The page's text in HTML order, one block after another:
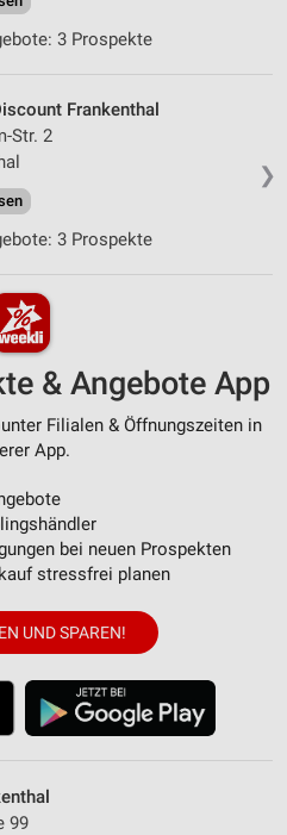
3 Prospekte
❯
Frankenthal
Str. 2
3 Prospekte
& Angebote App
Filialen & Öffnungszeiten in
App.
bei neuen Prospekten
stressfrei planen
UND SPAREN!
99